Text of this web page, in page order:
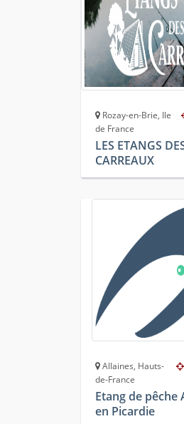
Rozay-en-Brie, Ile
de France
LES ETANGS
CARREAUX
Allaines, Hauts-
de-France
Etang de pêche
en Picardie